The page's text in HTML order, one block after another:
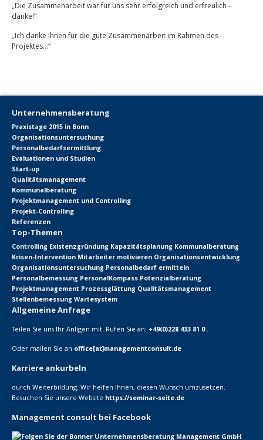
„Die Zusammenarbeit war für uns sehr erfolgreich und erfreulich –
danke!“
„Ich danke Ihnen für die gute Zusammenarbeit im Rahmen des
Projektes…“
Unternehmensberatung
Praxistage 2015 in Bonn
Organisationsuntersuchung
Personalbedarfsermittlung
Evaluationen und Studien
Start-up
Qualitätsmanagement
Kommunalberatung
Projektmanagement und Controlling
Projekt-Controlling
Referenzen
Top-Themen
Controlling Existenzgründung Kapazitätsplanung Kommunalberatung
Krisen-Intervention Mitarbeiter motivieren Organisationsentwicklung
Organisationsuntersuchung Personalbedarf ermitteln
Personalbemessung PersonalKompass Potenzialberatung
Projektmanagement Prozessglättung Qualitätsmanagement
Stellenbemessung Wartesystem
Allgemeine Anfrage
Teilen Sie uns Ihr Anligen mit. Rufen Sie an: +49(0)228 433 81 0 .
Oder mailen Sie an office[at]managementconsult.de
Karriere ankurbeln
durch Weiterbildung. Wir helfen Ihnen, diesen Wunsch umzusetzen.
Besuchen Sie unsere Website https://seminar-seite.de
Management consult bei Facebook